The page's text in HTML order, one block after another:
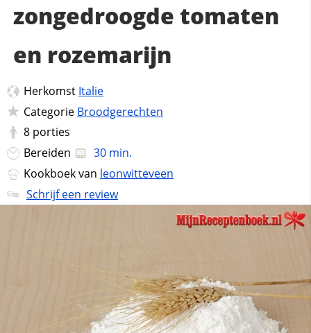
zongedroogde tomaten
en rozemarijn
Herkomst Italie
Categorie Broodgerechten
8 porties
Bereiden
30 min.
Kookboek van leonwitteveen
Schrijf een review